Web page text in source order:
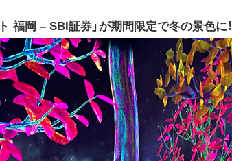
福岡 – SBI証券」が期間限定で冬の景色に！